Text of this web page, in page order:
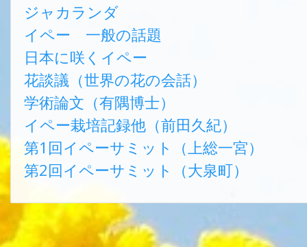
ジャカランダ
イペー 一般の話題
日本に咲くイペー
花談議（世界の花の会話）
学術論文（有隅博士）
イペー栽培記録他（前田久紀）
第1回イペーサミット（上総一宮）
第2回イペーサミット（大泉町）